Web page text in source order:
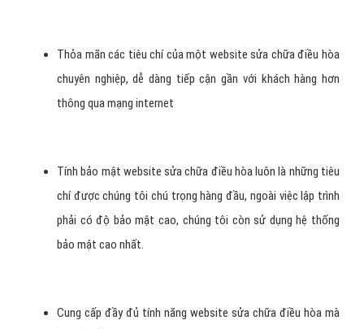
Thỏa mãn các tiêu chí của một website sửa chữa điều hòa
chuyên nghiệp, dễ dàng tiếp cận gần với khách hàng hơn
thông qua mạng internet
Tính bảo mật website sửa chữa điều hòa luôn là những tiêu
chí được chúng tôi chú trọng hàng đầu, ngoài việc lập trình
phải có độ bảo mật cao, chúng tôi còn sử dụng hệ thống
bảo mật cao nhất.
Cung cấp đầy đủ tính năng website sửa chữa điều hòa mà